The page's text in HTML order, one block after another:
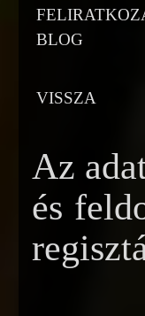
BLOG
VISSZA
Az
és